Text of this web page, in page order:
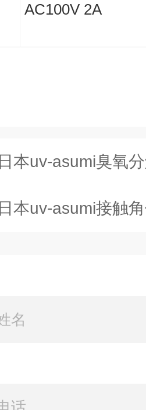
AC100V 2A
日本uv-asumi臭氧分解
日本uv-asumi接触角仪/润湿